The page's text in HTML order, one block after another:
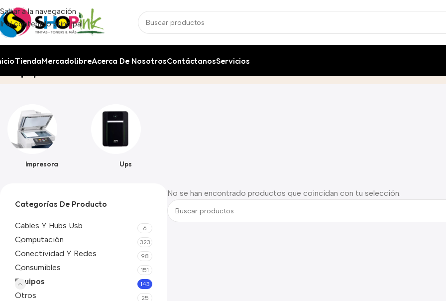
Saltar a la navegación
Ir al contenido principal
TiendaMercadolibreAcerca De NosotrosContáctanosServicios
Impresora Ups
Categorías De Producto
Cables Y Hubs Usb 6
Computación 323
Conectividad Y Redes 98
Consumibles 151
Equipos 143
Otros 25
No se han encontrado productos que coincidan con tu selección.